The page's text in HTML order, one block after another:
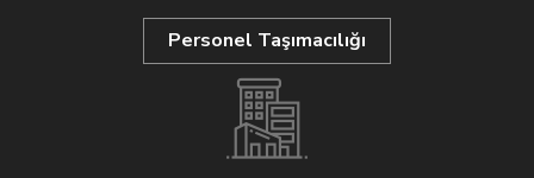
Personel Taşımacılığı